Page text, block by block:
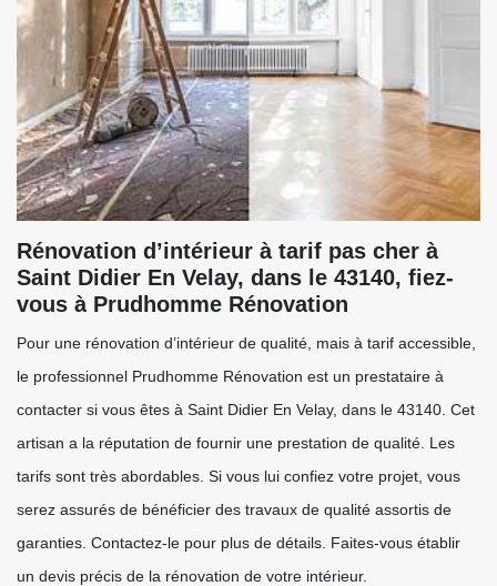
Rénovation d’intérieur à tarif pas cher à
Saint Didier En Velay, dans le 43140, fiez-
vous à Prudhomme Rénovation
Pour une rénovation d’intérieur de qualité, mais à tarif accessible,
le professionnel Prudhomme Rénovation est un prestataire à
contacter si vous êtes à Saint Didier En Velay, dans le 43140. Cet
artisan a la réputation de fournir une prestation de qualité. Les
tarifs sont très abordables. Si vous lui confiez votre projet, vous
serez assurés de bénéficier des travaux de qualité assortis de
garanties. Contactez-le pour plus de détails. Faites-vous établir
un devis précis de la rénovation de votre intérieur.